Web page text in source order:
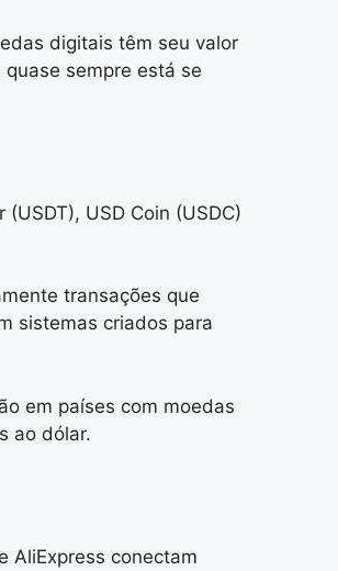
digitais têm seu valor
sempre está se
USD Coin (USDC)
transações que
sistemas criados para
em países com moedas
ao dólar.
AliExpress conectam